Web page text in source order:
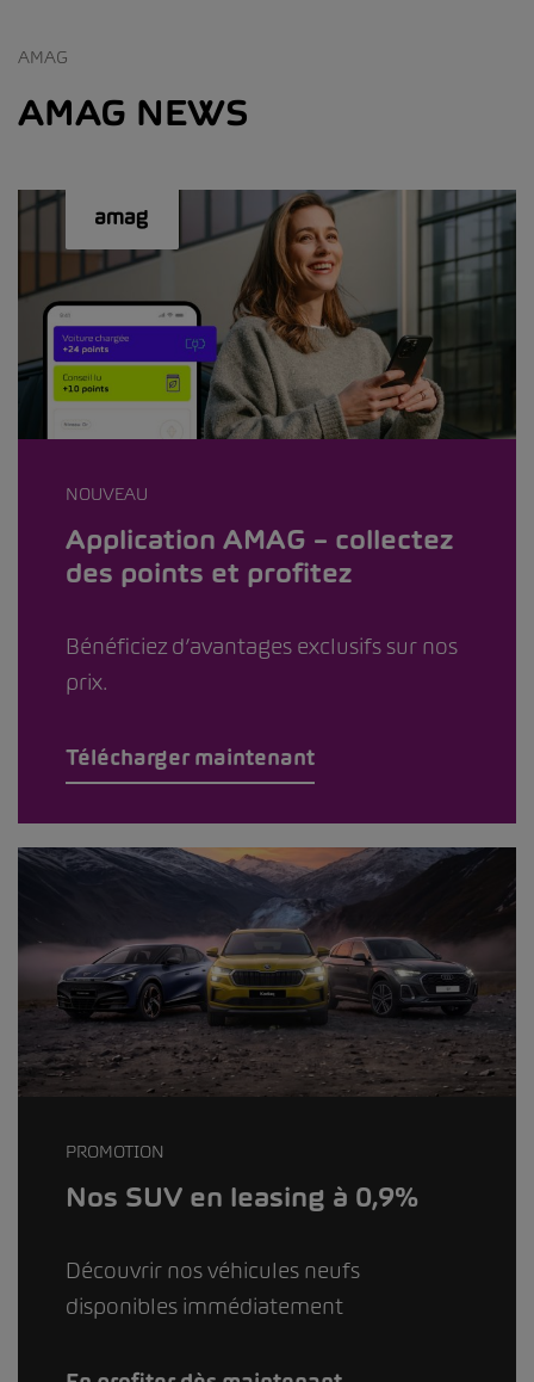
AMAG
AMAG NEWS
NOUVEAU
Application AMAG – collectez
des points et profitez
Bénéficiez d’avantages exclusifs sur nos
prix.
Télécharger maintenant
PROMOTION
Nos SUV en leasing à 0,9%
Découvrir nos véhicules neufs
disponibles immédiatement